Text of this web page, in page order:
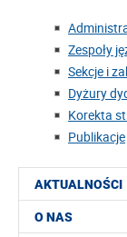
AKTUALNOŚCI
O NAS
Zespoły
Sekcje i
Dyżury
Korekta
Publikacje